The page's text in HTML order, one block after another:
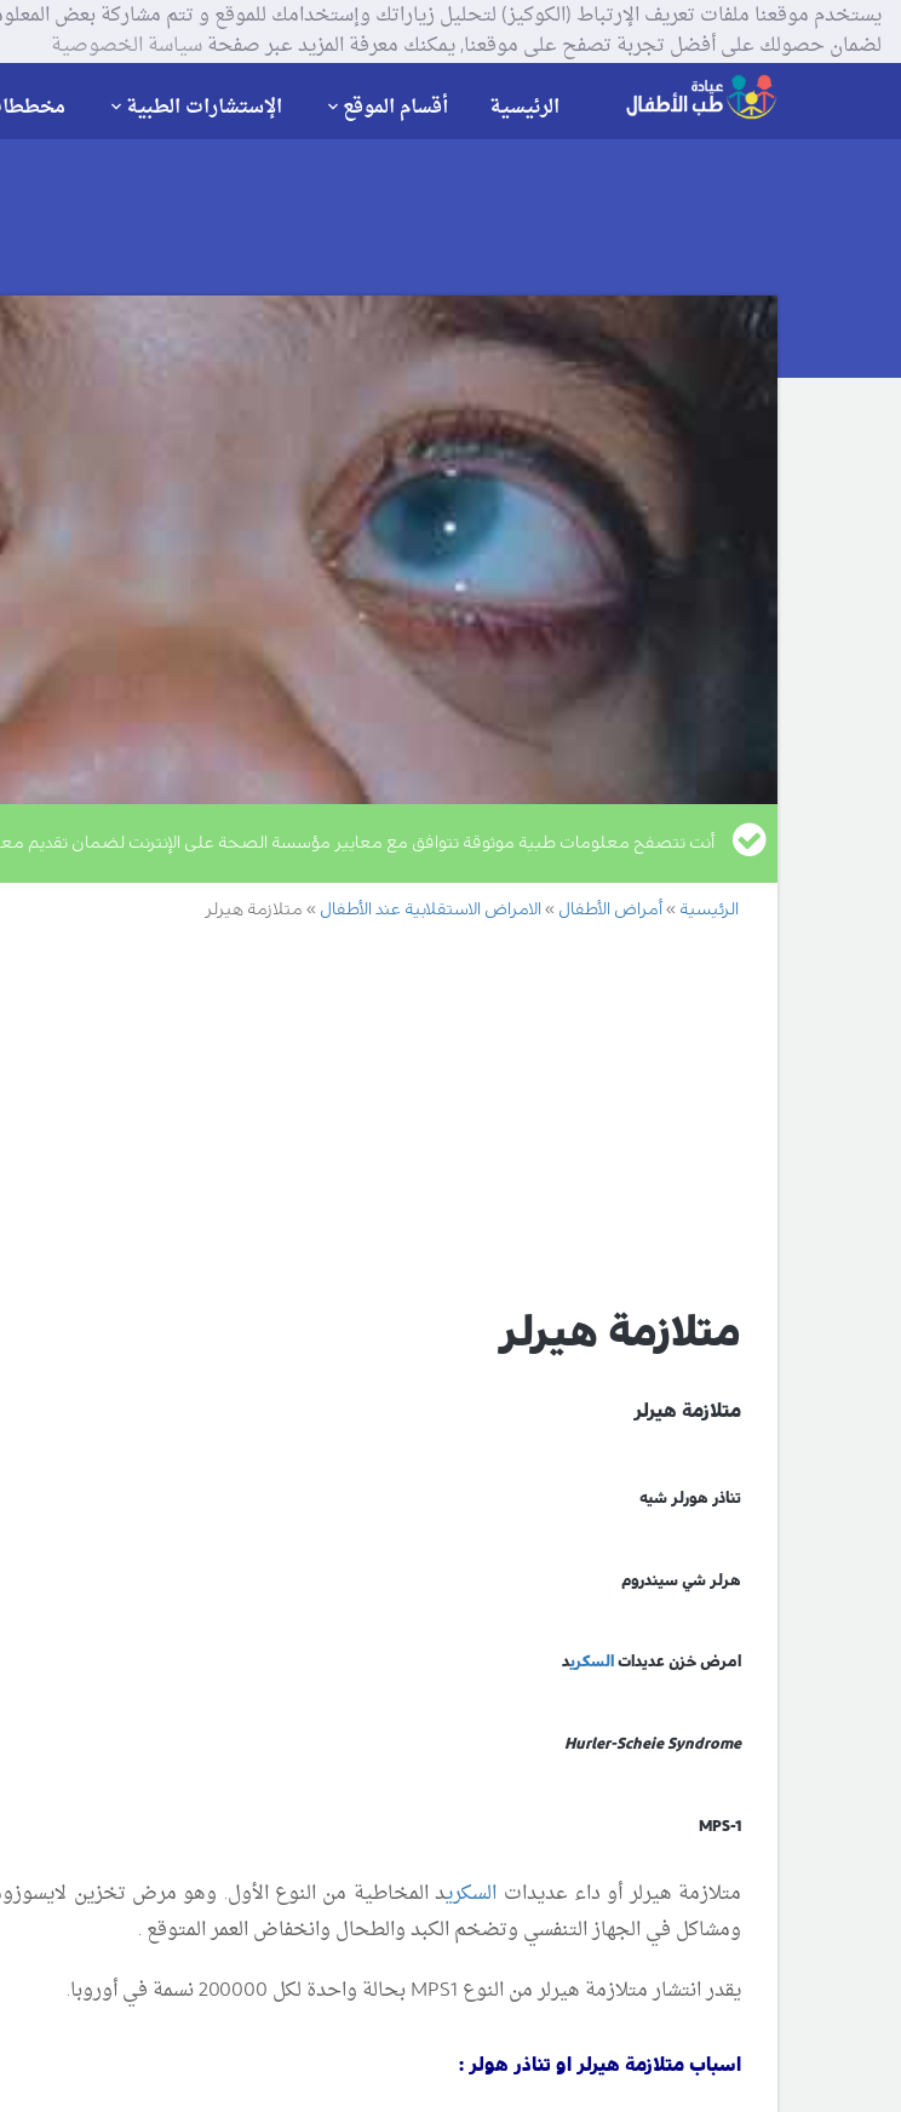
لضمان حصولك على أفضل تجربة تصفح على موقعنا, يمكنك معرفة المزيد عبر صفحةسياسة الخصوصية
الرئيسية أقسام الموقع الإستشارات الطبية
أنت تتصفح معلومات طبية موثوقة تتوافق مع معايير مؤسسة الصحة على الإنترنت لضمان تقديم
الرئيسية أمراض الأطفال الامراض الاستقلابية عند الأطفال متلازمة هيرلر
متلازمة هيرلر
متلازمة هيرلر
تناذر هورلر شيه
هرلر شي سيندروم
امرض خزن عديدات السكريد
Hurler-Scheie Syndrome
MPS-1
متلازمة هيرلر أو داء عديدات السكريد المخاطية من النوع الأول. وهو مرض تخزين
ومشاكل في الجهاز التنفسي وتضخم الكبد والطحال وانخفاض العمر المتوقع .
يقدر انتشار متلازمة هيرلر من النوع MPS1بحالة واحدة لكل 200000 نسمة في أوروبا.
اسباب متلازمة هيرلر او تناذر هولر :